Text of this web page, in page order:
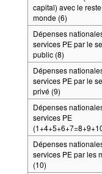
capital) avec le
monde (6)
Dépenses
services PE par le
public (8)
Dépenses
services PE par le
privé (9)
Dépenses
services PE
Dépenses
services PE par les
(10)